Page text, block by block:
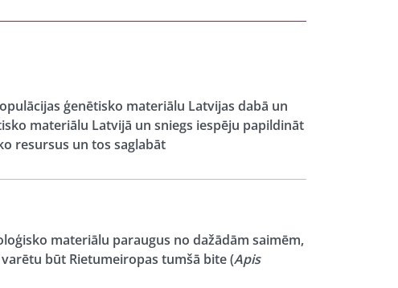
ģenētisko materiālu Latvijas dabā un
materiālu Latvijā un sniegs iespēju papildināt
resursus un tos saglabāt
materiālu paraugus no dažādām saimēm,
būt Rietumeiropas tumšā bite (Apis